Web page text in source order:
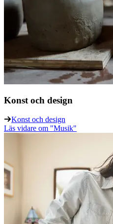
Konst och design
Konst och design
Läs vidare om "Musik"